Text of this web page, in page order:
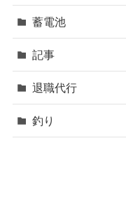
蓄電池
記事
退職代行
釣り